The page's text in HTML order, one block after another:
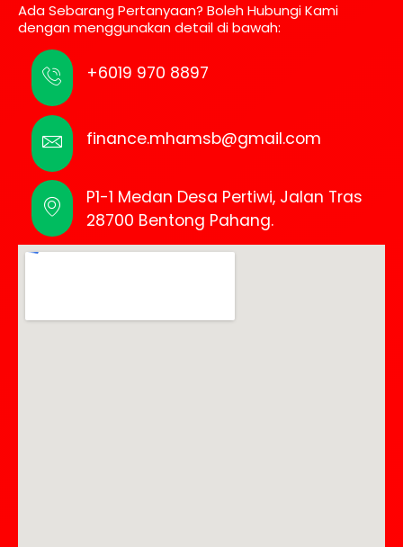
Ada Sebarang Pertanyaan? Boleh Hubungi Kami
dengan menggunakan detail di bawah:
+6019 970 8897
finance.mhamsb@gmail.com
P1-1 Medan Desa Pertiwi, Jalan Tras
28700 Bentong Pahang.